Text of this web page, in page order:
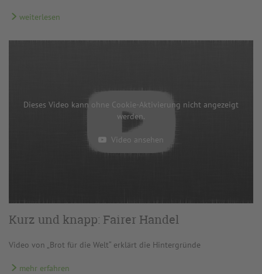
weiterlesen
Dieses Video kann ohne Cookie-Aktivierung nicht angezeigt
werden.
Video ansehen
Kurz und knapp: Fairer Handel
Video von „Brot für die Welt“ erklärt die Hintergründe
mehr erfahren